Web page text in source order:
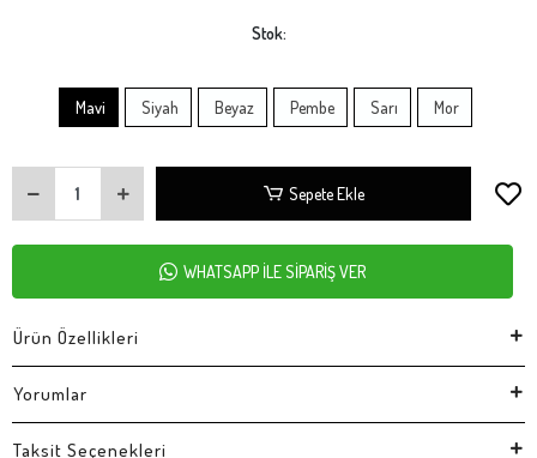
Stok:
Mavi Siyah Beyaz Pembe Sarı Mor
Sepete Ekle
WHATSAPP İLE SİPARİŞ VER
Ürün Özellikleri
Yorumlar
Taksit Seçenekleri